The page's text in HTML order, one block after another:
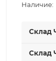
Наличие:
Склад
Склад